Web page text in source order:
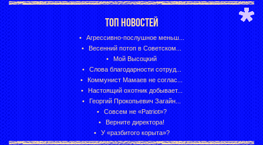
ТОП НОВОСТЕЙ
Агрессивно-послушное меньш...
Весенний потоп в Советском...
Мой Высоцкий
Слова благодарности сотруд...
Коммунист Мамаев не соглас...
Настоящий охотник добывает...
Георгий Прокопьевич Загайн...
Совсем не «Patriot»?
Верните директора!
У «разбитого корыта»?